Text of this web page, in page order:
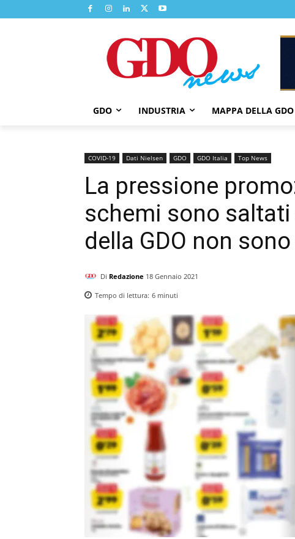
GDO INDUSTRIA MAPPA DELLA GDO
COVID-19 Dati Nielsen GDO GDO Italia Top News
La pressione
schemi sono
della GDO non
Di Redazione 18 Gennaio 2021
Tempo di lettura: 6 minuti